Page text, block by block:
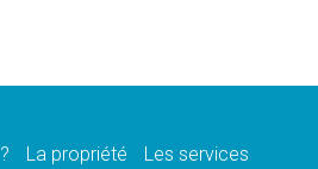
La propriété
Les services